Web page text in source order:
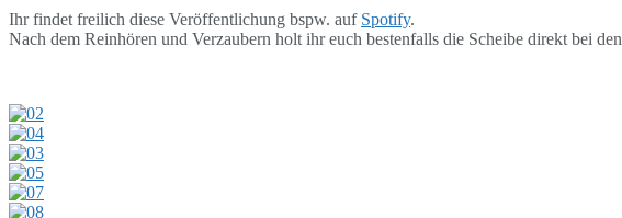
Ihr findet freilich diese Veröffentlichung bspw. auf Spotify.
Nach dem Reinhören und Verzaubern holt ihr euch bestenfalls die Scheibe direkt bei den